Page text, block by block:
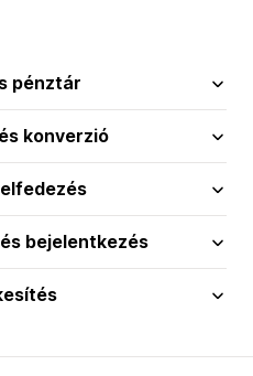
pénztár
konverzió
bejelentkezés